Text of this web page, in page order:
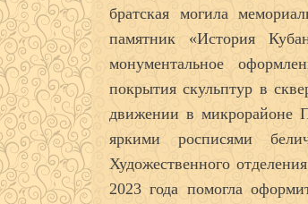
братская могила
памятник «История
монументальное
покрытия скульптур в
движении в микрорайоне
яркими росписями
Художественного
2023 года помогла